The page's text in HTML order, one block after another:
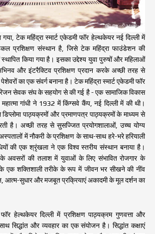
टेक महिंद्रा स्मार्ट एकेडमी फॉर हेल्थकेयर नई दिल्ली में
प्रशिक्षण संस्थान है, जिसे टेक महिंद्रा फाउंडेशन की
किया गया है। इसका उद्देश्य युवा पुरुषों और महिलाओं
और इंटरैक्टिव प्रशिक्षण प्रदान करके अच्छी तरह से
पेशेवरों का एक संवर्ग बनाना है। टेक महिंद्रा स्मार्ट एकेडमी फॉर
सेवक संघ के सहयोग से की गई है - एक सामाजिक विकास
गांधी ने 1932 में किंग्सवे कैंप, नई दिल्ली में की थी।
पाठ्यक्रमों और प्रमाणपत्र पाठ्यक्रमों के माध्यम से
है। अच्छी तरह से सुसज्जित प्रयोगशालाओं, उच्च योग्य
में नौकरी के प्रशिक्षण के साथ-साथ हरे-भरे हरियाली
की एक श्रृंखला ने एक विश्व स्तरीय संस्थान बनाया है।
अवसरों की तलाश में युवाओं के लिए संभावित रोजगार के
एक शक्तिशाली तरीके के रूप में जीवन भर सीखने की नींव
आत्म-सुधार और मजबूत प्रक्रियाएं अकादमी के मूल दर्शन का
फॉर हेल्थकेयर दिल्ली में प्रशिक्षण पाठ्यक्रम गुणवत्ता और
सिद्धांत और व्यवहार का एक संयोजन है। सिद्धांत कक्षाएं